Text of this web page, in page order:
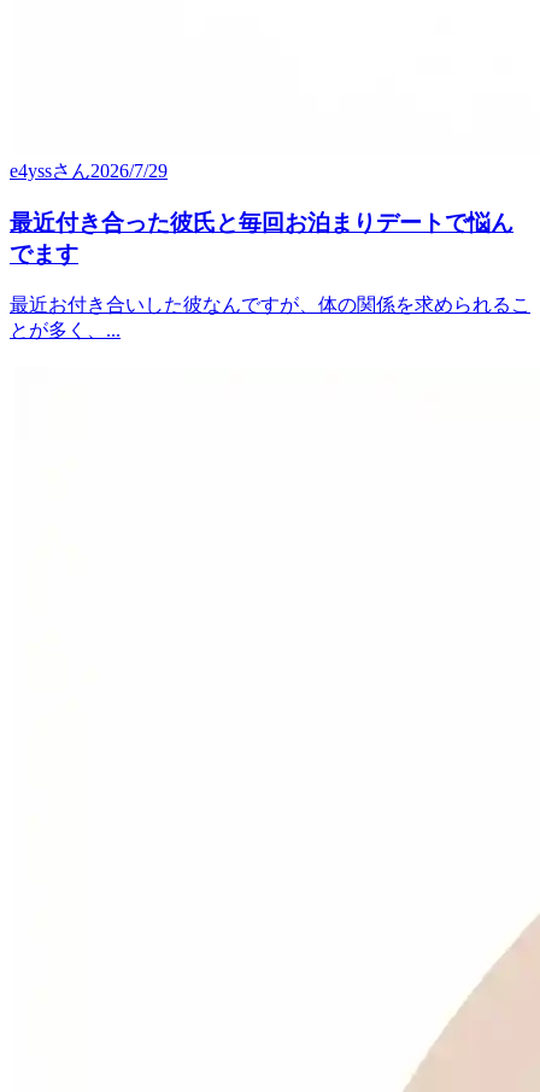
e4yssさん2026/7/29
最近付き合った彼氏と毎回お泊まりデートで悩ん
でます
最近お付き合いした彼なんですが、体の関係を求められるこ
とが多く、...